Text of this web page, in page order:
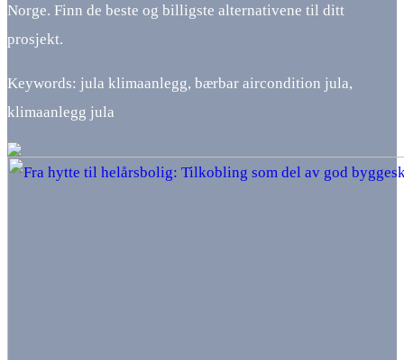
Norge. Finn de beste og billigste alternativene til ditt
prosjekt.
Keywords: jula klimaanlegg, bærbar aircondition jula,
klimaanlegg jula